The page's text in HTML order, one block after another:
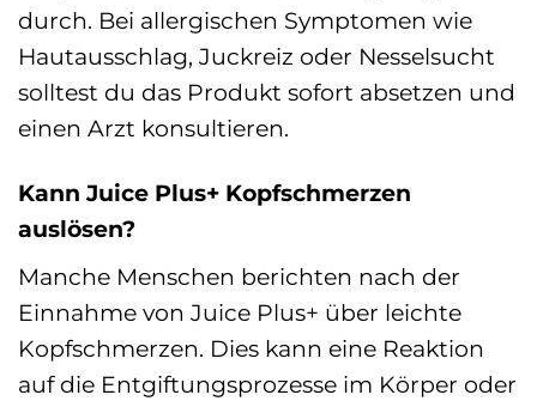
durch. Bei allergischen Symptomen wie
Hautausschlag, Juckreiz oder Nesselsucht
solltest du das Produkt sofort absetzen und
einen Arzt konsultieren.
Kann Juice Plus+ Kopfschmerzen
auslösen?
Manche Menschen berichten nach der
Einnahme von Juice Plus+ über leichte
Kopfschmerzen. Dies kann eine Reaktion
auf die Entgiftungsprozesse im Körper oder